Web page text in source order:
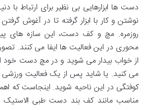
دست ها ابزارهایی بی نظیر برای ارتباط با
نوشتن و کار با ابزار گرفته تا در آغوش
روزمره. مچ و کف دست، این سازه های
محوری در این فعالیت ها ایفا می کنند.
از خواب بیدار می شوید و در مچ دست
می کنید. یا شاید پس از یک فعالیت ورزشی
کوفتگی در این ناحیه شوید. اینجاست که
مناسب مانند کف بند دست طبی